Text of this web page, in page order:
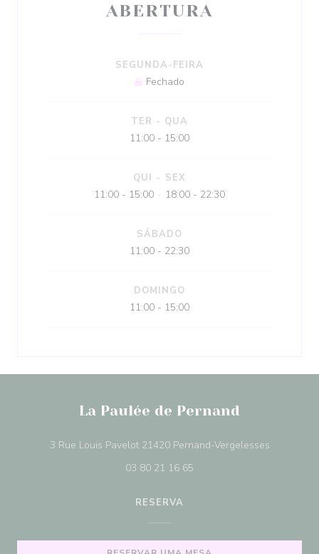
ABERTURA
SEGUNDA-FEIRA
Fechado
TER - QUA
11:00 - 15:00
QUI - SEX
11:00 - 15:00 18:00 - 22:30
SÁBADO
11:00 - 22:30
DOMINGO
11:00 - 15:00
La Paulée de Pernand
3 Rue Louis Pavelot 21420 Pernand-Vergelesses((abre
03 80 21 16 65
RESERVA